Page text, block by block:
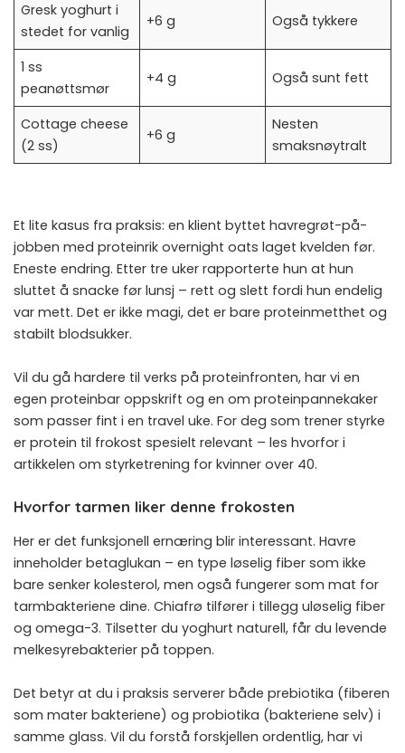
Gresk yoghurt i
stedet for vanlig
+6 g Også tykkere
1 ss
peanøttsmør
+4 g Også sunt fett
Cottage cheese
(2 ss)
+6 g
Nesten
smaksnøytralt
Et lite kasus fra praksis: en klient byttet havregrøt-på-
jobben med proteinrik overnight oats laget kvelden før.
Eneste endring. Etter tre uker rapporterte hun at hun
sluttet å snacke før lunsj – rett og slett fordi hun endelig
var mett. Det er ikke magi, det er bare proteinmetthet og
stabilt blodsukker.
Vil du gå hardere til verks på proteinfronten, har vi en
egen proteinbar oppskrift og en om proteinpannekaker
som passer fint i en travel uke. For deg som trener styrke
er protein til frokost spesielt relevant – les hvorfor i
artikkelen om styrketrening for kvinner over 40.
Hvorfor tarmen liker denne frokosten
Her er det funksjonell ernæring blir interessant. Havre
inneholder betaglukan – en type løselig fiber som ikke
bare senker kolesterol, men også fungerer som mat for
tarmbakteriene dine. Chiafrø tilfører i tillegg uløselig fiber
og omega-3. Tilsetter du yoghurt naturell, får du levende
melkesyrebakterier på toppen.
Det betyr at du i praksis serverer både prebiotika (fiberen
som mater bakteriene) og probiotika (bakteriene selv) i
samme glass. Vil du forstå forskjellen ordentlig, har vi